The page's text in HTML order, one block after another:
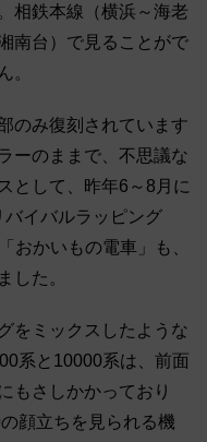
相鉄本線（横浜～海老
南台）で見ることがで
。
のみ復刻されています
ーのままで、不思議な
として、昨年6～8月に
イバルラッピング
おかいもの電車」も、
した。
をミックスしたような
系と10000系は、前面
もさしかかっており
顔立ちを見られる機